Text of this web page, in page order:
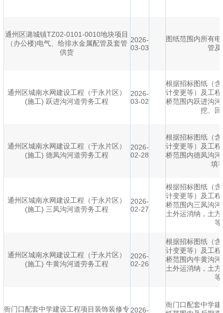
通州区潞城镇TZ02-0101-0010地块项目
（办公楼)电气、给排水金属配管及套管
供货
2026-
03-03
图纸范围内所有
管及
通州区城南水网建设工程（于永片区）
(施工) 跃进沟河道劳务工程
2026-
03-02
根据招标图纸（
计变更等）及工
桥范围内跃进沟
挖、
通州区城南水网建设工程（于永片区）
(施工) 德凤沟河道劳务工程
2026-
02-28
根据招标图纸（
计变更等）及工
桥范围内德凤沟
填
通州区城南水网建设工程（于永片区）
(施工) 三凤沟河道劳务工程
2026-
02-27
根据招标图纸（
计变更等）及工
桥范围内三凤沟
土外运消纳，土
等
通州区城南水网建设工程（于永片区）
(施工) 牛黄沟河道劳务工程
2026-
02-26
根据招标图纸（
计变更等）及工
桥范围内牛黄沟
土外运消纳，土
等
衙门口配套中学建设工程项目装饰装修专2026-
衙门口配套中学